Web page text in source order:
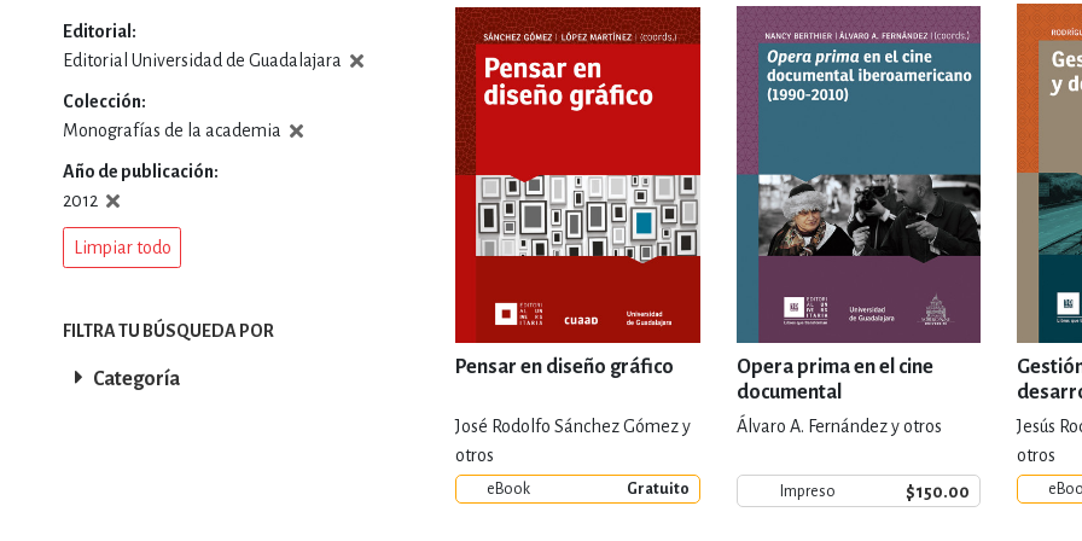
DEPORTES Y ACTIVIDADES DE OCIO AL AIRE
ECONOMÍA, FINANZAS, EMPRESA Y
ESTILOS DE VIDA, AFICIONES Y OCIO
FILOSOFÍA Y RELIGIÓN HISTORIA Y
INFANTILES, JUVENILES Y DIDÁCTICOS
Pensar en diseño gráfico
José Rodolfo Sánchez Gómez y
otros
eBook Gratuito
Opera prima en el cine
documental
iberoamericano (1990-
Álvaro A. Fernández y otros
Impreso $150.00
Jesús
otros
Editorial
Editorial Universidad de Guadalajara
Colección
Monografías de la academia
Año de publicación
2012
Limpiar todo
FILTRA TU BÚSQUEDA POR
Categoría